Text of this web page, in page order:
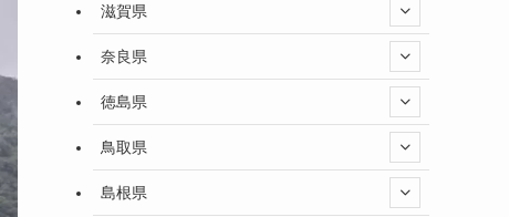
滋賀県
奈良県
徳島県
鳥取県
島根県